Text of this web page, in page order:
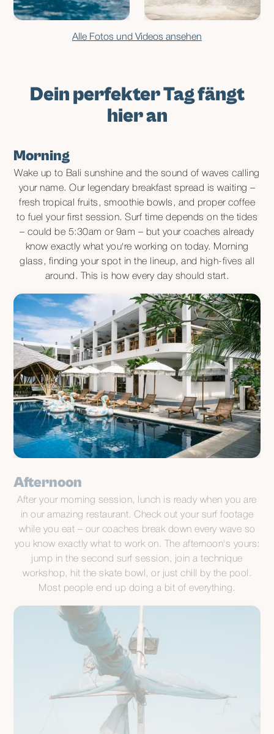
Alle Fotos und Videos ansehen
Dein perfekter Tag fängt
hier an
Morning
Wake up to Bali sunshine and the sound of waves calling
your name. Our legendary breakfast spread is waiting –
fresh tropical fruits, smoothie bowls, and proper coffee
to fuel your first session. Surf time depends on the tides
– could be 5:30am or 9am – but your coaches already
know exactly what you're working on today. Morning
glass, finding your spot in the lineup, and high-fives all
around. This is how every day should start.
Afternoon
After your morning session, lunch is ready when you are
in our amazing restaurant. Check out your surf footage
while you eat – our coaches break down every wave so
you know exactly what to work on. The afternoon's yours:
jump in the second surf session, join a technique
workshop, hit the skate bowl, or just chill by the pool.
Most people end up doing a bit of everything.